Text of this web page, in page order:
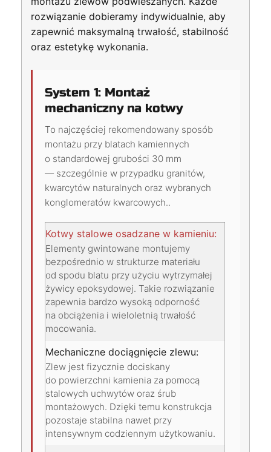
rozwiązanie dobieramy indywidualnie, aby
zapewnić maksymalną trwałość, stabilność
oraz estetykę wykonania.
System 1: Montaż
mechaniczny na kotwy
To najczęściej rekomendowany sposób
montażu przy blatach kamiennych
o standardowej grubości 30 mm
— szczególnie w przypadku granitów,
kwarcytów naturalnych oraz wybranych
konglomeratów kwarcowych..
Kotwy stalowe osadzane w kamieniu:
Elementy gwintowane montujemy
bezpośrednio w strukturze materiału
od spodu blatu przy użyciu wytrzymałej
żywicy epoksydowej. Takie rozwiązanie
zapewnia bardzo wysoką odporność
na obciążenia i wieloletnią trwałość
mocowania.
Mechaniczne dociągnięcie zlewu:
Zlew jest fizycznie dociskany
do powierzchni kamienia za pomocą
stalowych uchwytów oraz śrub
montażowych. Dzięki temu konstrukcja
pozostaje stabilna nawet przy
intensywnym codziennym użytkowaniu.